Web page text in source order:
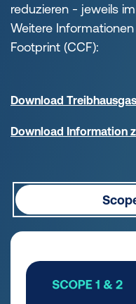
reduzieren - jeweils
Weitere
Footprint (CCF):
Download
Download Information